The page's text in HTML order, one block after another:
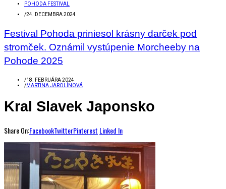
POHODA FESTIVAL
/24. DECEMBRA 2024
Festival Pohoda priniesol krásny darček pod
stromček. Oznámil vystúpenie Morcheeby na
Pohode 2025
/18. FEBRUÁRA 2024
/MARTINA JAROLÍNOVÁ
Kral Slavek Japonsko
Share On:FacebookTwitterPinterest Linked In